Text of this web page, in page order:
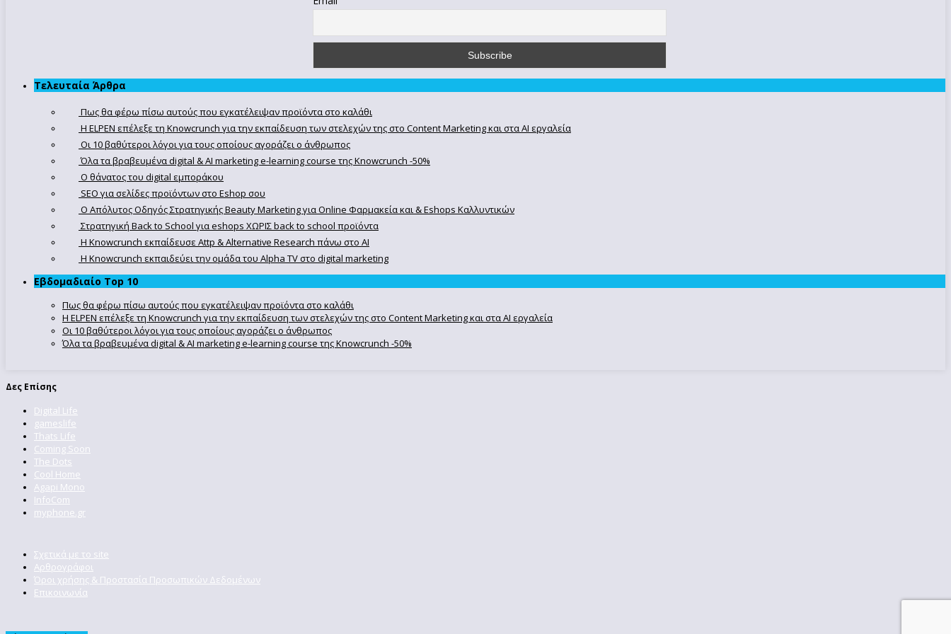
Τελευταία Άρθρα
Πως θα φέρω πίσω αυτούς που εγκατέλειψαν προϊόντα στο καλάθι
Η ELPEN επέλεξε τη Knowcrunch για την εκπαίδευση των στελεχών της στο Content Marketing και στα AI εργαλεία
Οι 10 βαθύτεροι λόγοι για τους οποίους αγοράζει ο άνθρωπος
Όλα τα βραβευμένα digital & AI marketing e-learning course της Knowcrunch -50%
Ο θάνατος του digital εμποράκου
SEO για σελίδες προϊόντων στο Eshop σου
Ο Απόλυτoς Οδηγός Στρατηγικής Beauty Marketing για Online Φαρμακεία και & Eshops Καλλυντικών
Στρατηγική Back to School για eshops ΧΩΡΙΣ back to school προϊόντα
Η Knowcrunch εκπαίδευσε Attp & Alternative Research πάνω στο ΑΙ
Η Knowcrunch εκπαιδεύει την ομάδα του Alpha TV στο digital marketing
Εβδομαδιαίο Top 10
Πως θα φέρω πίσω αυτούς που εγκατέλειψαν προϊόντα στο καλάθι
Η ELPEN επέλεξε τη Knowcrunch για την εκπαίδευση των στελεχών της στο Content Marketing και στα AI εργαλεία
Οι 10 βαθύτεροι λόγοι για τους οποίους αγοράζει ο άνθρωπος
Όλα τα βραβευμένα digital & AI marketing e-learning course της Knowcrunch -50%
Δες Επίσης
Digital Life
gameslife
Thats Life
Coming Soon
The Dots
Cool Home
Agapi Mono
InfoCom
myphone.gr
Σχετικά με το site
Αρθρογράφοι
Όροι χρήσης & Προστασία Προσωπικών Δεδομένων
Επικοινωνία